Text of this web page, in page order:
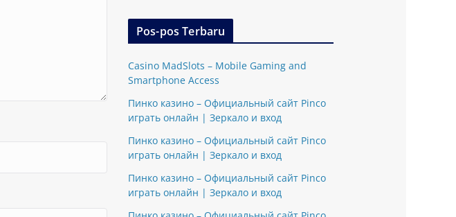
Pos-pos Terbaru
Casino MadSlots – Mobile Gaming and
Smartphone Access
Пинко казино – Официальный сайт Pinco
играть онлайн | Зеркало и вход
Пинко казино – Официальный сайт Pinco
играть онлайн | Зеркало и вход
Пинко казино – Официальный сайт Pinco
играть онлайн | Зеркало и вход